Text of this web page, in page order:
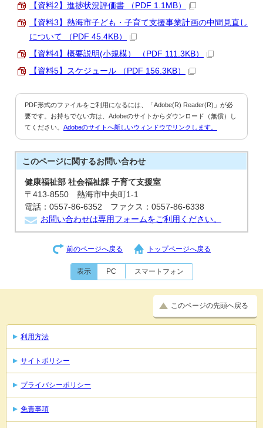
【資料2】進捗状況評価書 （PDF 1.1MB）
【資料3】熱海市子ども・子育て支援事業計画の中間見直し
について （PDF 45.4KB）
【資料4】概要説明(小規模） （PDF 111.3KB）
【資料5】スケジュール （PDF 156.3KB）
PDF形式のファイルをご利用になるには、「Adobe(R) Reader(R)」が必
要です。お持ちでない方は、Adobeのサイトからダウンロード（無償）し
てください。 Adobeのサイトへ新しいウィンドウでリンクします。
このページに関するお問い合わせ
健康福祉部 社会福祉課 子育て支援室
〒413-8550 熱海市中央町1-1
電話：0557-86-6352 ファクス：0557-86-6338
お問い合わせは専用フォームをご利用ください。
前のページへ戻る トップページへ戻る
表示 PC スマートフォン
このページの先頭へ戻る
利用方法
サイトポリシー
プライバシーポリシー
免責事項